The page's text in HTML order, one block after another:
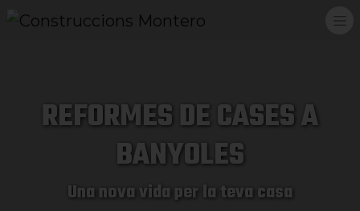
REFORMES DE CASES A
BANYOLES
Una nova vida per la teva casa